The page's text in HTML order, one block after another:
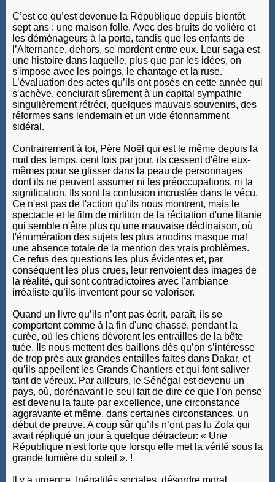
C’est ce qu’est devenue la République depuis bientôt
sept ans : une maison folle. Avec des bruits de volière et
les déménageurs à la porte, tandis que les enfants de
l’Alternance, dehors, se mordent entre eux. Leur saga est
une histoire dans laquelle, plus que par les idées, on
s'impose avec les poings, le chantage et la ruse.
L’évaluation des actes qu’ils ont posés en cette année qui
s’achève, conclurait sûrement à un capital sympathie
singulièrement rétréci, quelques mauvais souvenirs, des
réformes sans lendemain et un vide étonnamment
sidéral.
Contrairement à toi, Père Noël qui est le même depuis la
nuit des temps, cent fois par jour, ils cessent d'être eux-
mêmes pour se glisser dans la peau de personnages
dont ils ne peuvent assumer ni les préoccupations, ni la
signification. Ils sont la confusion incrustée dans le vécu.
Ce n'est pas de l'action qu’ils nous montrent, mais le
spectacle et le film de mirliton de la récitation d'une litanie
qui semble n'être plus qu'une mauvaise déclinaison, où
l'énumération des sujets les plus anodins masque mal
une absence totale de la mention des vrais problèmes.
Ce refus des questions les plus évidentes et, par
conséquent les plus crues, leur renvoient des images de
la réalité, qui sont contradictoires avec l'ambiance
irréaliste qu’ils inventent pour se valoriser.
Quand un livre qu’ils n’ont pas écrit, paraît, ils se
comportent comme à la fin d'une chasse, pendant la
curée, où les chiens dévorent les entrailles de la bête
tuée. Ils nous mettent des baillons dès qu’on s’intéresse
de trop près aux grandes entailles faites dans Dakar, et
qu’ils appellent les Grands Chantiers et qui font saliver
tant de véreux. Par ailleurs, le Sénégal est devenu un
pays, où, dorénavant le seul fait de dire ce que l’on pense
est devenu la faute par excellence, une circonstance
aggravante et même, dans certaines circonstances, un
début de preuve. A coup sûr qu’ils n’ont pas lu Zola qui
avait répliqué un jour à quelque détracteur: « Une
République n'est forte que lorsqu'elle met la vérité sous la
grande lumière du soleil ». !
Il y a urgence. Inégalités sociales, désordre moral,